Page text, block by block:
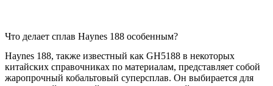
Что делает сплав Haynes 188 особенным?
Haynes 188, также известный как GH5188 в некоторых
китайских справочниках по материалам, представляет собой
жаропрочный кобальтовый суперсплав. Он выбирается для